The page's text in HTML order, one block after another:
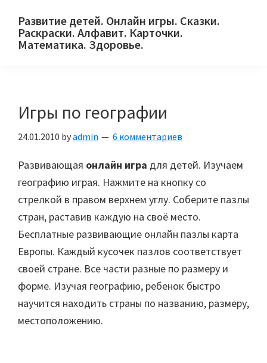
primary
main
primary
Развитие детей. Онлайн игры. Сказки.
Раскраски. Алфавит. Карточки.
Математика. Здоровье.
и
родителей.
Игры по географии
24.01.2010 byadmin 6 комментариев
Развивающая онлайн игра для детей. Изучаем
географию играя. Нажмите на кнопку со
стрелкой в правом верхнем углу. Соберите пазлы
стран, раставив каждую на своё место.
Бесплатные развивающие онлайн пазлы карта
Европы. Каждый кусочек пазлов соответствует
своей стране. Все части разные по размеру и
форме. Изучая географию, ребенок быстро
научится находить страны по названию, размеру,
местоположению.